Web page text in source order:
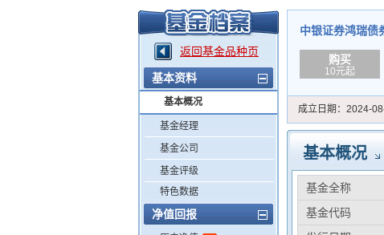
添富优势 华安宏利 上证180价值ETF
返回基金品种页
基本资料
基本概况
基金经理
基金公司
基金评级
特色数据
净值回报
中银证券鸿瑞债
购买
10元起
成立日期： 2024-
基本概况
基金全称
基金代码